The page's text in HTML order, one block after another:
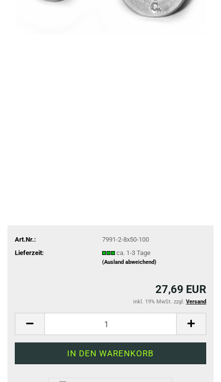
Art.Nr.:
7991-2-8x50-100
Lieferzeit:
ca. 1-3 Tage
(Ausland abweichend)
27,69 EUR
inkl. 19% MwSt. zzgl. Versand